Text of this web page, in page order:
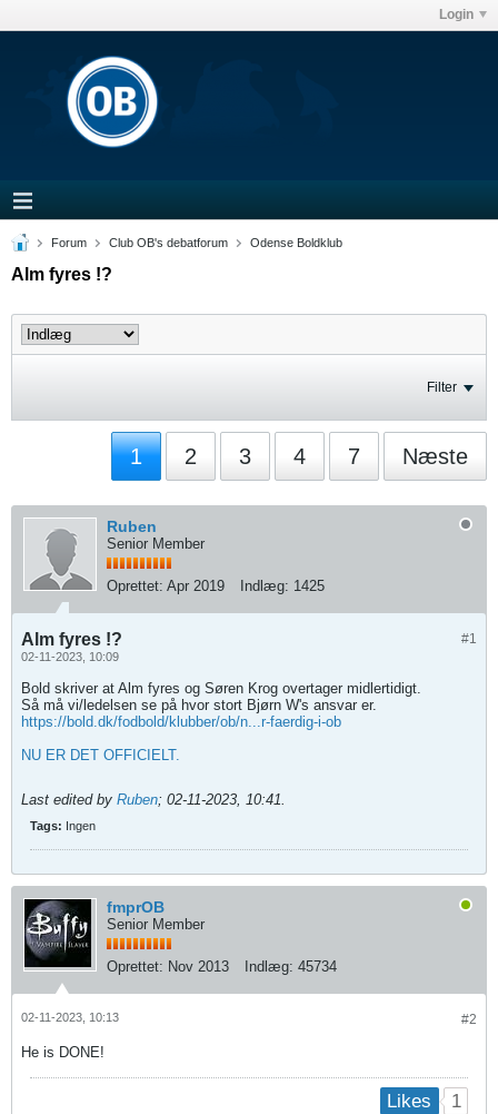
Login
Forum Club OB's debatforum Odense Boldklub
Alm fyres !?
Filter
1 2 3 4 7 Næste
Ruben
Senior Member
Oprettet: Apr 2019 Indlæg: 1425
#1
Alm fyres !?
02-11-2023, 10:09
Bold skriver at Alm fyres og Søren Krog overtager midlertidigt.
Så må vi/ledelsen se på hvor stort Bjørn W's ansvar er.
https://bold.dk/fodbold/klubber/ob/n...r-faerdig-i-ob
NU ER DET OFFICIELT.
Last edited by Ruben; 02-11-2023, 10:41.
Tags: Ingen
fmprOB
Senior Member
Oprettet: Nov 2013 Indlæg: 45734
#2
02-11-2023, 10:13
He is DONE!
Likes 1